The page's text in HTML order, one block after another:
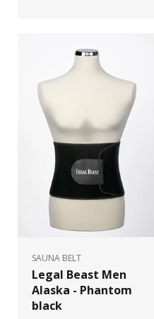
SAUNA BELT
Legal Beast Men
Alaska - Phantom
black